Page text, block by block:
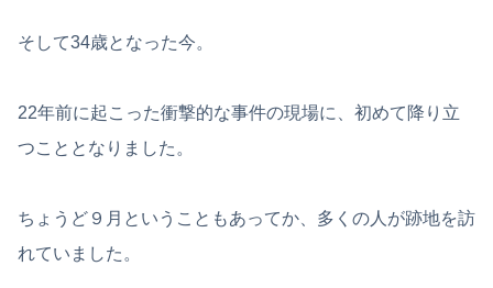
そして34歳となった今。
22年前に起こった衝撃的な事件の現場に、初めて降り立
つこととなりました。
ちょうど９月ということもあってか、多くの人が跡地を訪
れていました。